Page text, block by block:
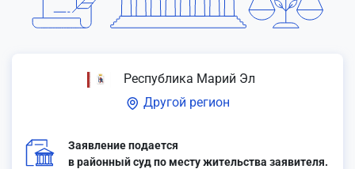
Республика Марий Эл
Другой регион
Заявление подается
в районный суд по месту жительства заявителя.